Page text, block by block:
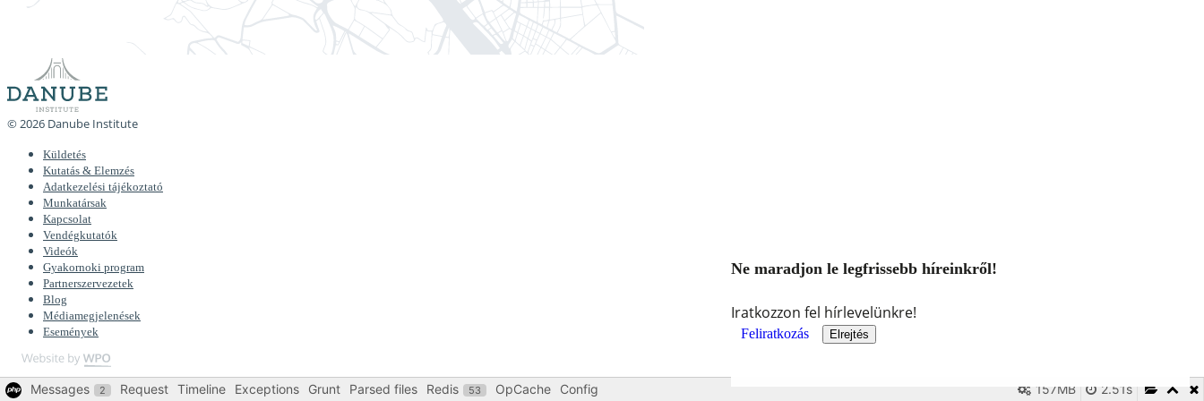
Ne maradjon le legfrissebb híreinkről!
Iratkozzon fel hírlevelünkre!
Feliratkozás Elrejtés
© 2026 Danube Institute
Küldetés
Kutatás & Elemzés
Adatkezelési tájékoztató
Munkatársak
Kapcsolat
Vendégkutatók
Videók
Gyakornoki program
Partnerszervezetek
Blog
Médiamegjelenések
Események
Messages 2 Request Timeline Exceptions Grunt Parsed files Redis 53 OpCache Config 2.51s
157MB